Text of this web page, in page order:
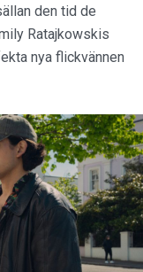
den tid de
Ratajkowskis
nya flickvännen